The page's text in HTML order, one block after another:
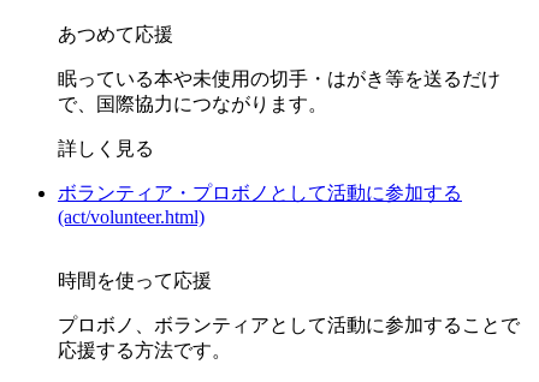
あつめて応援
眠っている本や未使用の切手・はがき等を送るだけ
で、国際協力につながります。
詳しく見る
ボランティア・プロボノとして活動に参加する
(act/volunteer.html)
時間を使って応援
プロボノ、ボランティアとして活動に参加することで
応援する方法です。